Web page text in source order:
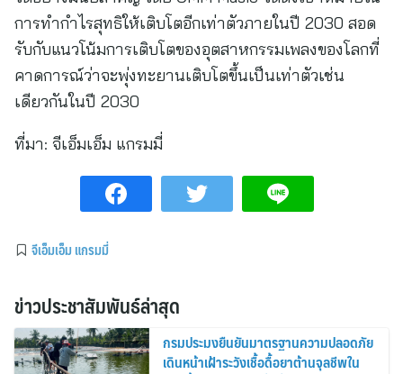
การทำกำไรสุทธิให้เติบโตอีกเท่าตัวภายในปี 2030 สอด
รับกับแนวโน้มการเติบโตของอุตสาหกรรมเพลงของโลกที่
คาดการณ์ว่าจะพุ่งทะยานเติบโตขึ้นเป็นเท่าตัวเช่น
เดียวกันในปี 2030
ที่มา: จีเอ็มเอ็ม แกรมมี่
จีเอ็มเอ็ม แกรมมี่
ข่าวประชาสัมพันธ์ล่าสุด
กรมประมงยืนยันมาตรฐานความปลอดภัย
เดินหน้าเฝ้าระวังเชื้อดื้อยาต้านจุลชีพใน